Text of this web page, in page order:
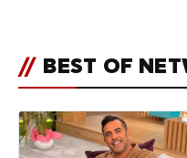
// BEST OF